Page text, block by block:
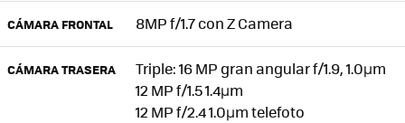
CÁMARA FRONTAL 8MP f/1.7 con Z Camera
CÁMARA TRASERA
Triple: 16 MP gran angular f/1.9, 1.0μm
12 MP f/1.5 1.4μm
12 MP f/2.4 1.0μm telefoto